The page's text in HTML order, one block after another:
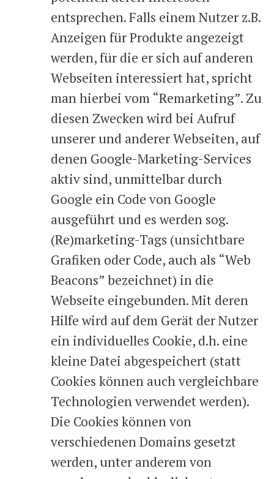
entsprechen. Falls einem Nutzer z.B.
Anzeigen für Produkte angezeigt
werden, für die er sich auf anderen
Webseiten interessiert hat, spricht
man hierbei vom “Remarketing”. Zu
diesen Zwecken wird bei Aufruf
unserer und anderer Webseiten, auf
denen Google-Marketing-Services
aktiv sind, unmittelbar durch
Google ein Code von Google
ausgeführt und es werden sog.
(Re)marketing-Tags (unsichtbare
Grafiken oder Code, auch als “Web
Beacons” bezeichnet) in die
Webseite eingebunden. Mit deren
Hilfe wird auf dem Gerät der Nutzer
ein individuelles Cookie, d.h. eine
kleine Datei abgespeichert (statt
Cookies können auch vergleichbare
Technologien verwendet werden).
Die Cookies können von
verschiedenen Domains gesetzt
werden, unter anderem von